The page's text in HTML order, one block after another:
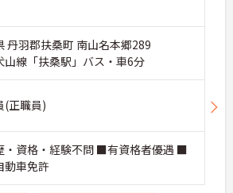
丹羽郡扶桑町 南山名本郷289
山線「扶桑駅」バス・車6分
(正職員)
資格・経験不問 ■有資格者優遇 ■
動車免許